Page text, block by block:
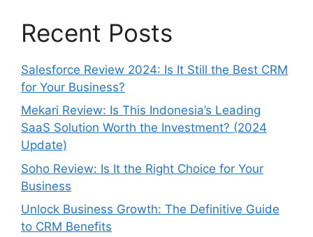
Recent Posts
Salesforce Review 2024: Is It Still the Best CRM
for Your Business?
Mekari Review: Is This Indonesia’s Leading
SaaS Solution Worth the Investment? (2024
Update)
Soho Review: Is It the Right Choice for Your
Business
Unlock Business Growth: The Definitive Guide
to CRM Benefits